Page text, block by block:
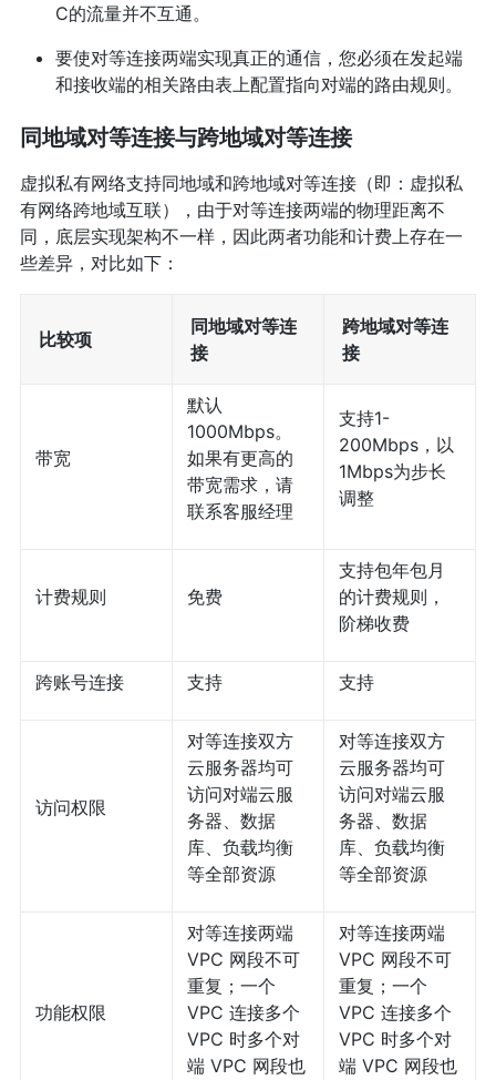
C的流量并不互通。
要使对等连接两端实现真正的通信，您必须在发起端
和接收端的相关路由表上配置指向对端的路由规则。
同地域对等连接与跨地域对等连接
虚拟私有网络支持同地域和跨地域对等连接（即：虚拟私
有网络跨地域互联），由于对等连接两端的物理距离不
同，底层实现架构不一样，因此两者功能和计费上存在一
些差异，对比如下：
比较项
同地域对等连
接
跨地域对等连
接
带宽
默认
1000Mbps。
如果有更高的
带宽需求，请
联系客服经理
支持1-
200Mbps，以
1Mbps为步长
调整
计费规则 免费
支持包年包月
的计费规则，
阶梯收费
跨账号连接 支持 支持
访问权限
对等连接双方
云服务器均可
访问对端云服
务器、数据
库、负载均衡
等全部资源
对等连接双方
云服务器均可
访问对端云服
务器、数据
库、负载均衡
等全部资源
功能权限
对等连接两端
VPC 网段不可
重复；一个
VPC 连接多个
VPC 时多个对
端 VPC 网段也
对等连接两端
VPC 网段不可
重复；一个
VPC 连接多个
VPC 时多个对
端 VPC 网段也